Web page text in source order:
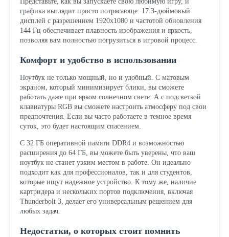
графика выглядит просто потрясающе. 17.3-дюймовый
дисплей с разрешением 1920x1080 и частотой обновления
144 Гц обеспечивает плавность изображения и яркость,
позволяя вам полностью погрузиться в игровой процесс.
Комфорт и удобство в использовании
Ноутбук не только мощный, но и удобный. С матовым
экраном, который минимизирует блики, вы сможете
работать даже при ярком солнечном свете. А с подсветкой
клавиатуры RGB вы сможете настроить атмосферу под свои
предпочтения. Если вы часто работаете в темное время
суток, это будет настоящим спасением.
С 32 ГБ оперативной памяти DDR4 и возможностью
расширения до 64 ГБ, вы можете быть уверены, что ваш
ноутбук не станет узким местом в работе. Он идеально
подходит как для профессионалов, так и для студентов,
которые ищут надежное устройство. К тому же, наличие
картридера и нескольких портов подключения, включая
Thunderbolt 3, делает его универсальным решением для
любых задач.
Недостатки, о которых стоит помнить